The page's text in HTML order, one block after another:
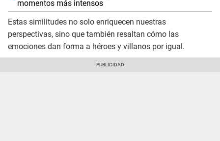
momentos más intensos
Estas similitudes no solo enriquecen nuestras
perspectivas, sino que también resaltan cómo las
emociones dan forma a héroes y villanos por igual.